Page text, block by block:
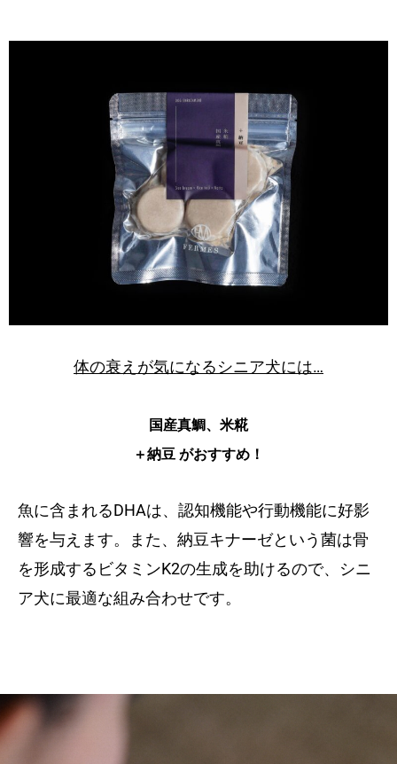
体の衰えが気になるシニア犬には…
国産真鯛、米糀
＋納豆 がおすすめ！
魚に含まれるDHAは、認知機能や行動機能に好影
響を与えます。また、納豆キナーゼという菌は骨
を形成するビタミンK2の生成を助けるので、シニ
ア犬に最適な組み合わせです。